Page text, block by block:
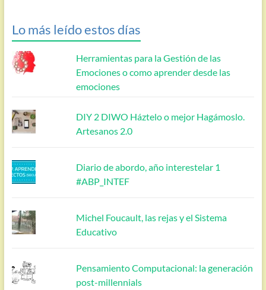
Lo más leído estos días
Herramientas para la Gestión de las
Emociones o como aprender desde las
emociones
DIY 2 DIWO Háztelo o mejor Hagámoslo.
Artesanos 2.0
Diario de abordo, año interestelar 1
#ABP_INTEF
Michel Foucault, las rejas y el Sistema
Educativo
Pensamiento Computacional: la generación
post-millennials